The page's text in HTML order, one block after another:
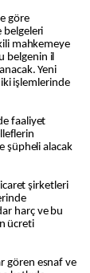
göre
belgeleri
mahkemeye
belgenin il
Yeni
işlemlerinde
faaliyet
şüpheli alacak
şirketleri
harç ve bu
ücreti
gören esnaf ve